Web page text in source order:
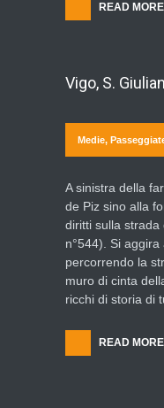
READ MORE
Vigo, S.
Medie,
A sinistra della
de Piz sino alla
diritti sulla strada
n°544). Si aggira
percorrendo la
muro di cinta
ricchi di storia di
READ MORE